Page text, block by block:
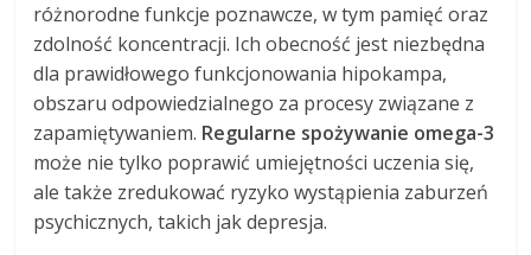
różnorodne funkcje poznawcze, w tym pamięć oraz
zdolność koncentracji. Ich obecność jest niezbędna
dla prawidłowego funkcjonowania hipokampa,
obszaru odpowiedzialnego za procesy związane z
zapamiętywaniem. Regularne spożywanie omega-3
może nie tylko poprawić umiejętności uczenia się,
ale także zredukować ryzyko wystąpienia zaburzeń
psychicznych, takich jak depresja.